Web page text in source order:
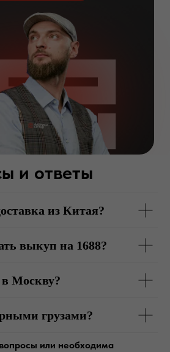
и ответы
из Китая?
выкуп на 1688?
Москву?
грузами?
или необходима